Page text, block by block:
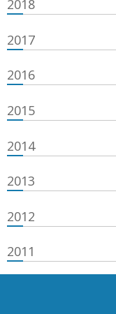
2018
2017
2016
2015
2014
2013
2012
2011